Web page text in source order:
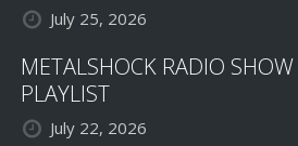
July 25, 2026
METALSHOCK RADIO
PLAYLIST
July 22, 2026